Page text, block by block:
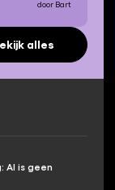
door Bart
alles
AI is geen